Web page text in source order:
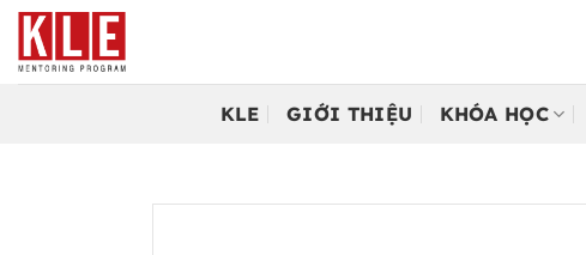
Bỏ
qua
nội
KLE GIỚI THIỆU KHÓA HỌC